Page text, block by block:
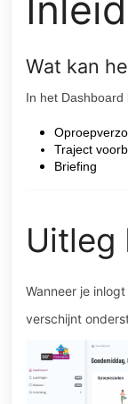
Wat kan
In het
Traject
Briefing
Uitleg
Wanneer je
verschijnt